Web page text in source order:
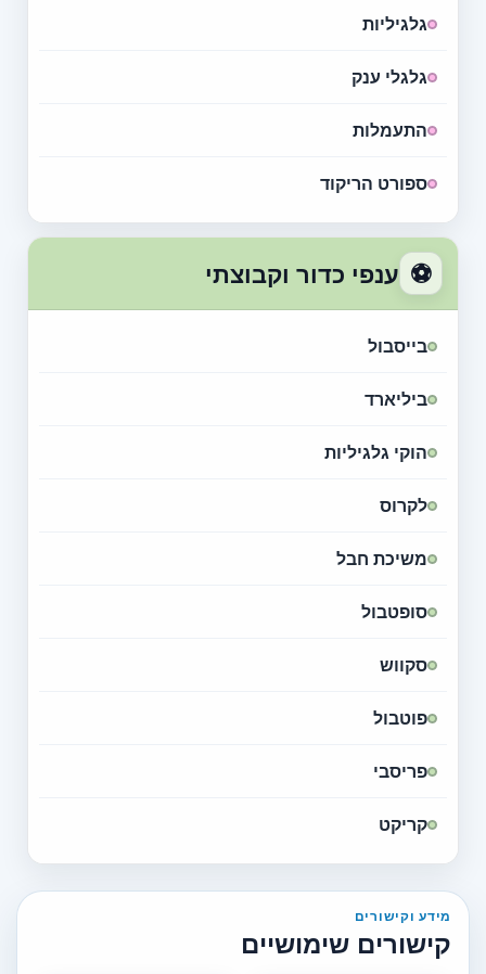
גלגיליות
גלגלי ענק
התעמלות
ספורט הריקוד
⚽ ענפי כדור וקבוצתי
בייסבול
ביליארד
הוקי גלגיליות
לקרוס
משיכת חבל
סופטבול
סקווש
פוטבול
פריסבי
קריקט
מידע וקישורים
קישורים שימושיים